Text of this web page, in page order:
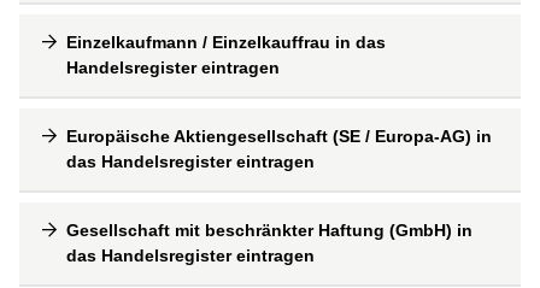
Einzelkaufmann / Einzelkauffrau in das
Handelsregister eintragen
Europäische Aktiengesellschaft (SE / Europa-AG) in
das Handelsregister eintragen
Gesellschaft mit beschränkter Haftung (GmbH) in
das Handelsregister eintragen